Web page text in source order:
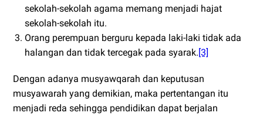
sekolah-sekolah agama memang menjadi hajat
sekolah-sekolah itu.
Orang perempuan berguru kepada laki-laki tidak ada
halangan dan tidak tercegak pada syarak.[3]
Dengan adanya musyawqarah dan keputusan
musyawarah yang demikian, maka pertentangan itu
menjadi reda sehingga pendidikan dapat berjalan